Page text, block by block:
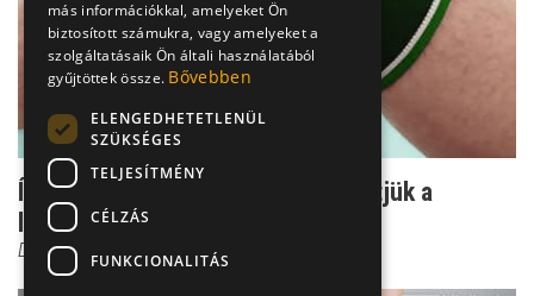
Ízületi fájdalom - hogyan enyhíthetjük a
leghatékonyabban?
Dr. Zolnay Péter
más információkkal, amelyeket Ön
biztosított számukra, vagy amelyeket a
szolgáltatásaik Ön általi használatából
gyűjtöttek össze. Bővebben
ELENGEDHETETLENÜL
SZÜKSÉGES
TELJESÍTMÉNY
CÉLZÁS
FUNKCIONALITÁS